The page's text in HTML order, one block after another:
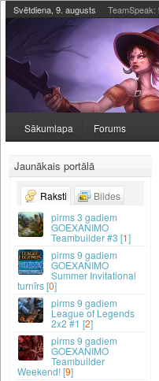
Svētdiena, 9. augusts TeamSpeak:
Sākumlapa Forums
Jaunākais portālā
Raksti
Bildes
3 gadiem
GOEXANIMO
Teambuilder #3 [1]
9 gadiem
GOEXANIMO
Summer Invitational
turnīrs [0]
9 gadiem
League of Legends
2x2 #1 [2]
9 gadiem
GOEXANIMO
Teambuilder
Weekend! [9]